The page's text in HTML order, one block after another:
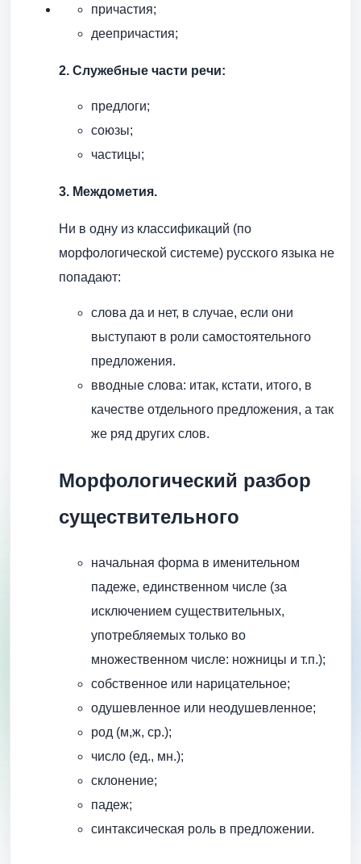
причастия;
деепричастия;
2. Служебные части речи:
предлоги;
союзы;
частицы;
3. Междометия.
Ни в одну из классификаций (по
морфологической системе) русского языка не
попадают:
слова да и нет, в случае, если они
выступают в роли самостоятельного
предложения.
вводные слова: итак, кстати, итого, в
качестве отдельного предложения, а так
же ряд других слов.
Морфологический разбор
существительного
начальная форма в именительном
падеже, единственном числе (за
исключением существительных,
употребляемых только во
множественном числе: ножницы и т.п.);
собственное или нарицательное;
одушевленное или неодушевленное;
род (м,ж, ср.);
число (ед., мн.);
склонение;
падеж;
синтаксическая роль в предложении.